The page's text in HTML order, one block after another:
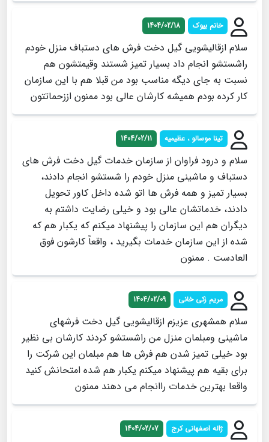
خانم بیوک 1404/02/18
سلام ازقالیشویی گیل دخت فرش های دستباف منزل خودم
راشستشو انجام داد بسیار تمیز شستند وقیمتشون هم
نسبت به جای دیگه مناسب بود من قبلا هم با این سازمان
کار کرده بودم همیشه کارشان عالی بود ممنون اززحماتتون
تینا موسالو ، عظیمیه 1404/02/11
سلام و درود فراوان از سازمان خدمات گیل دخت فرش های
دستباف و ماشینی منزل خودم را شستشو انجام دادند،
بسیار تمیز و همه فرش ها اتو شده داخل کاور تحویل
دادند، خدماتشان عالی بود و خیلی رضایت داشتم به
دیگران هم این سازمان را پیشنهاد میکنم که یکبار هم که
شده از این سازمان خدمات بگیرید ، واقعاً کارشون فوق
العادست . ممنون
مریم زکی خانی 1404/02/09
سلام همشهری عزیزم ازقالیشویی گیل دخت فرشهای
ماشینی ومبلمان منزل من راشستشو کردند کارشان بی نظیر
بود خیلی تمیز شدن هم فرش ها هم مبلمان این شرکت را
برای بقیه هم پیشنهاد میکنم یکبار هم شده امتحانش کنید
واقعا بهترین خدمات راانجام می دهند ممنون
ژاله اصفهانی کرج 1404/02/07